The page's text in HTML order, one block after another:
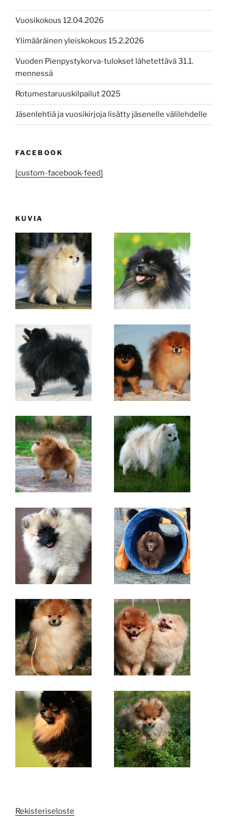
Vuosikokous 12.04.2026
Ylimääräinen yleiskokous 15.2.2026
Vuoden Pienpystykorva-tulokset lähetettävä 31.1.
mennessä
Rotumestaruuskilpailut 2025
Jäsenlehtiä ja vuosikirjoja lisätty jäsenelle välilehdelle
FACEBOOK
[custom-facebook-feed]
KUVIA
Rekisteriseloste